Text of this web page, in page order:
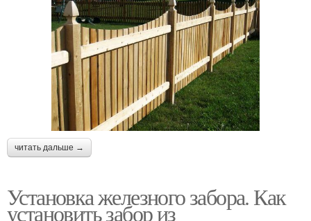
читать дальше →
Установка железного забора. Как
установить забор из